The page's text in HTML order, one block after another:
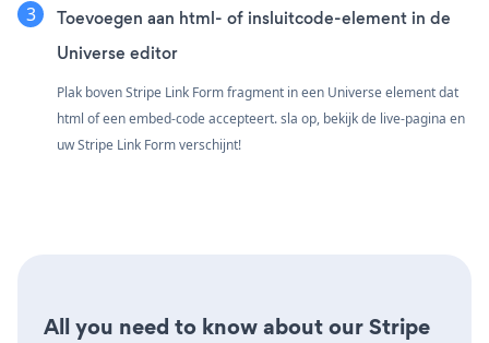
Toevoegen aan html- of insluitcode-element in de
Universe editor
Plak boven Stripe Link Form fragment in een Universe element dat
html of een embed-code accepteert. sla op, bekijk de live-pagina en
uw Stripe Link Form verschijnt!
All you need to know about our Stripe